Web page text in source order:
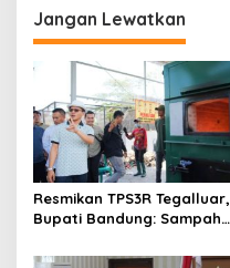
g
a
s
i
p
o
s
Jangan Lewatkan
Resmikan TPS3R Tegalluar,
Bupati Bandung: Sampah
Pemerintah